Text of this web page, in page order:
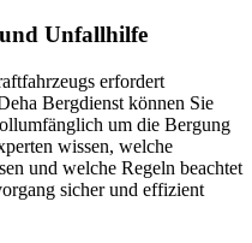
Unfallhilfe
erfordert
Bergdienst können Sie
um die Bergung
wissen, welche
und welche Regeln beachtet
sicher und effizient